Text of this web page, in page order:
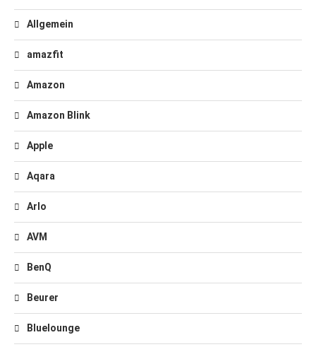
Allgemein
amazfit
Amazon
Amazon Blink
Apple
Aqara
Arlo
AVM
BenQ
Beurer
Bluelounge